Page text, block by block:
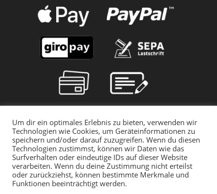
Um dir ein optimales Erlebnis zu bieten, verwenden wir
Technologien wie Cookies, um Geräteinformationen zu
speichern und/oder darauf zuzugreifen. Wenn du diesen
Technologien zustimmst, können wir Daten wie das
Surfverhalten oder eindeutige IDs auf dieser Website
verarbeiten. Wenn du deine Zustimmung nicht erteilst
oder zurückziehst, können bestimmte Merkmale und
Funktionen beeinträchtigt werden.